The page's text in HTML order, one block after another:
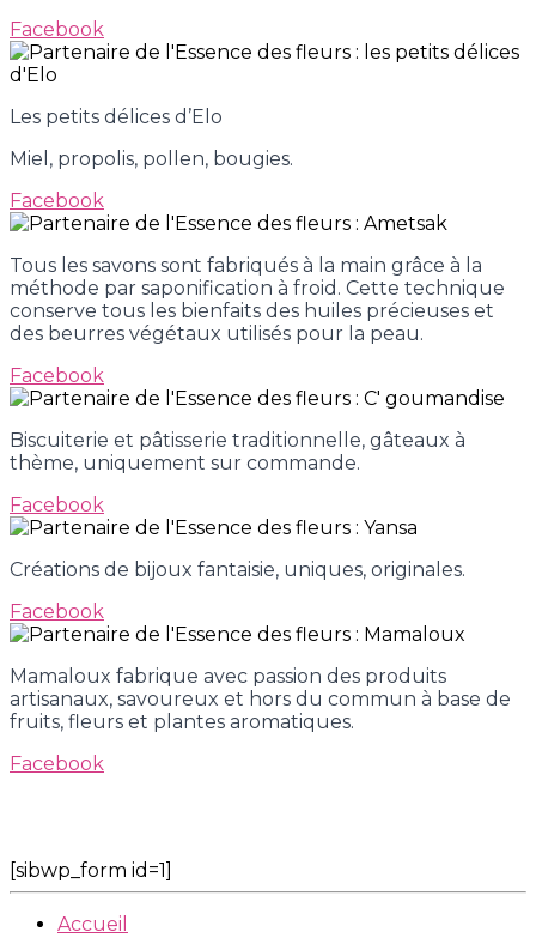
Facebook
Les petits délices d’Elo
Miel, propolis, pollen, bougies.
Facebook
Tous les savons sont fabriqués à la main grâce à la
méthode par saponification à froid. Cette technique
conserve tous les bienfaits des huiles précieuses et
des beurres végétaux utilisés pour la peau.
Facebook
Biscuiterie et pâtisserie traditionnelle, gâteaux à
thème, uniquement sur commande.
Facebook
Créations de bijoux fantaisie, uniques, originales.
Facebook
Mamaloux fabrique avec passion des produits
artisanaux, savoureux et hors du commun à base de
fruits, fleurs et plantes aromatiques.
Facebook
[sibwp_form id=1]
Accueil